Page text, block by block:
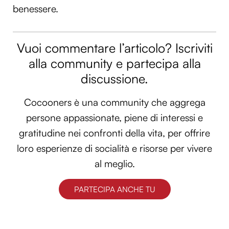
benessere.
Vuoi commentare l’articolo? Iscriviti
alla community e partecipa alla
discussione.
Cocooners è una community che aggrega
persone appassionate, piene di interessi e
gratitudine nei confronti della vita, per offrire
loro esperienze di socialità e risorse per vivere
al meglio.
PARTECIPA ANCHE TU